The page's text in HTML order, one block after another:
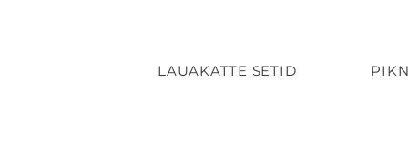
LAUAKATTE SETID